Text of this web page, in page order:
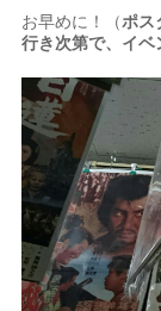
お早めに！（ポス
行き次第で、イベ